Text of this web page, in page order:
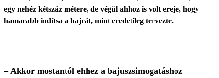
egy nehéz kétszáz métere, de végül ahhoz is volt ereje, hogy
hamarabb indítsa a hajrát, mint eredetileg tervezte.
– Akkor mostantól ehhez a bajuszsimogatáshoz